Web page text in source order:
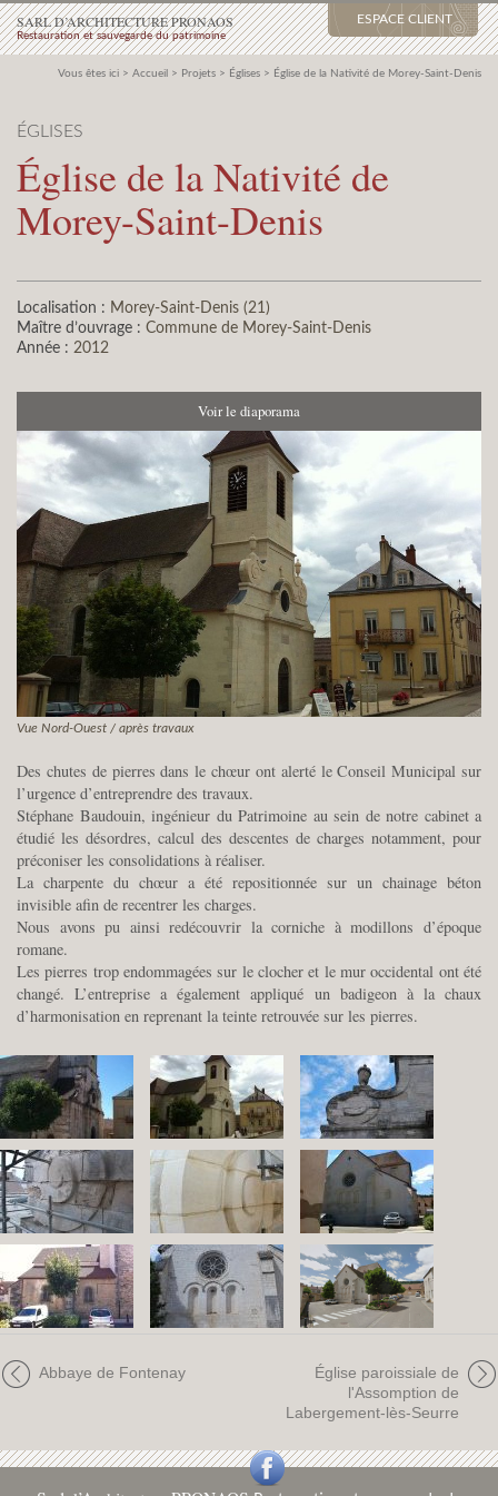
ESPACE CLIENT
SARL D’ARCHITECTURE PRONAOS
Restauration et sauvegarde du patrimoine
Vous êtes ici > Accueil > Projets > Églises > Église de la Nativité de Morey-Saint-Denis
ÉGLISES
Église de la Nativité de
Morey-Saint-Denis
Localisation : Morey-Saint-Denis (21)
Maître d’ouvrage : Commune de Morey-Saint-Denis
Année : 2012
Voir le diaporama
Vue Nord-Ouest / après travaux
Des chutes de pierres dans le chœur ont alerté le Conseil Municipal sur
l’urgence d’entreprendre des travaux.
Stéphane Baudouin, ingénieur du Patrimoine au sein de notre cabinet a
étudié les désordres, calcul des descentes de charges notamment, pour
préconiser les consolidations à réaliser.
La charpente du chœur a été repositionnée sur un chainage béton
invisible afin de recentrer les charges.
Nous avons pu ainsi redécouvrir la corniche à modillons d’époque
romane.
Les pierres trop endommagées sur le clocher et le mur occidental ont été
changé. L’entreprise a également appliqué un badigeon à la chaux
d’harmonisation en reprenant la teinte retrouvée sur les pierres.
Église paroissiale de
l'Assomption de
Labergement-lès-Seurre
Abbaye de Fontenay